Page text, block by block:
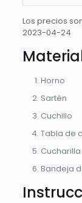
Los precios
2023-04-24
Horno
Sartén
Cuchillo
Tabla de
Cucharilla
Bandeja